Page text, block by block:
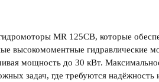
MR 125CB, которые
высокомоментные гидравлические
мощность до 30 кВт.
задач, где требуются надёжность